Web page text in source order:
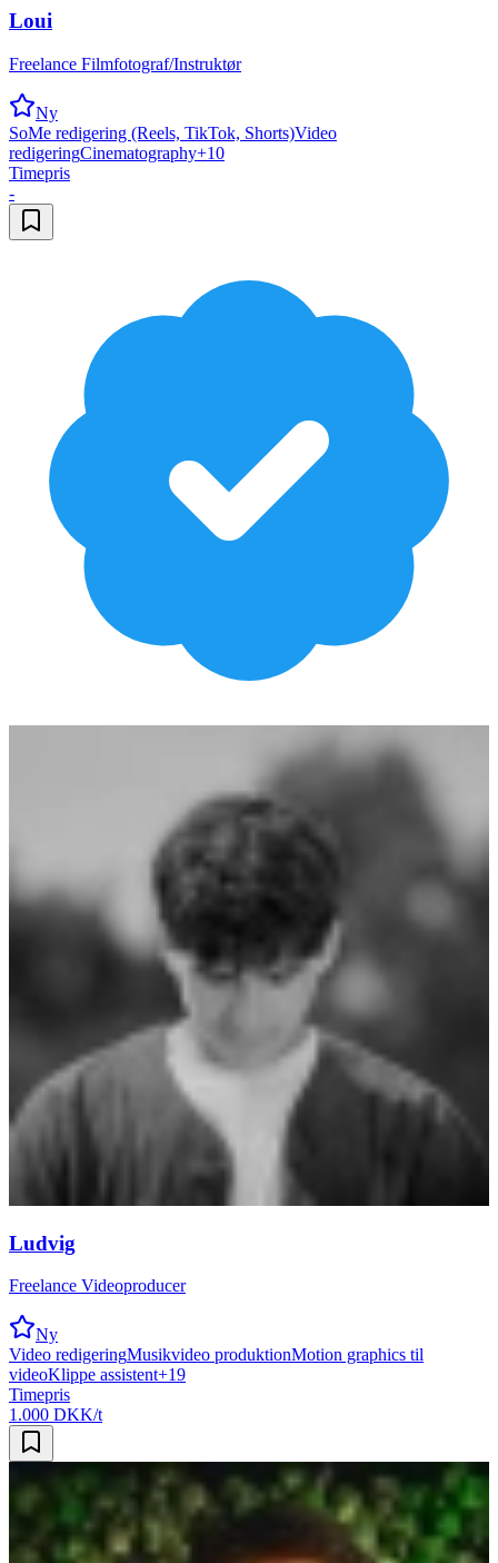
Loui
Freelance Filmfotograf/Instruktør
Ny
SoMe redigering (Reels, TikTok, Shorts)Video
redigeringCinematography+10
Timepris
-
Ludvig
Freelance Videoproducer
Ny
Video redigeringMusikvideo produktionMotion graphics til
videoKlippe assistent+19
Timepris
1.000 DKK/t